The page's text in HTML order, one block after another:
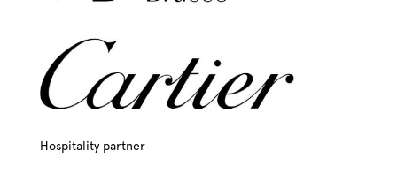
Hospitality partner